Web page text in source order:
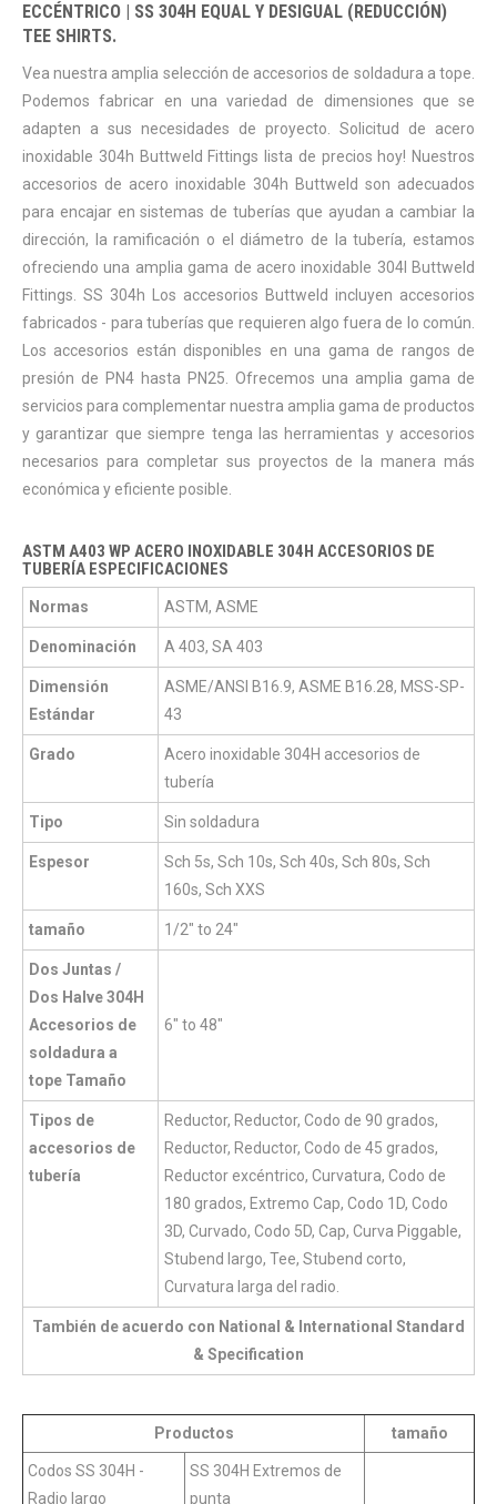
ECCÉNTRICO | SS 304H EQUAL Y DESIGUAL (REDUCCIÓN)
TEE SHIRTS.
Vea nuestra amplia selección de accesorios de soldadura a tope.
Podemos fabricar en una variedad de dimensiones que se
adapten a sus necesidades de proyecto. Solicitud de acero
inoxidable 304h Buttweld Fittings lista de precios hoy! Nuestros
accesorios de acero inoxidable 304h Buttweld son adecuados
para encajar en sistemas de tuberías que ayudan a cambiar la
dirección, la ramificación o el diámetro de la tubería, estamos
ofreciendo una amplia gama de acero inoxidable 304l Buttweld
Fittings. SS 304h Los accesorios Buttweld incluyen accesorios
fabricados - para tuberías que requieren algo fuera de lo común.
Los accesorios están disponibles en una gama de rangos de
presión de PN4 hasta PN25. Ofrecemos una amplia gama de
servicios para complementar nuestra amplia gama de productos
y garantizar que siempre tenga las herramientas y accesorios
necesarios para completar sus proyectos de la manera más
económica y eficiente posible.
ASTM A403 WP ACERO INOXIDABLE 304H ACCESORIOS DE
TUBERÍA ESPECIFICACIONES
Normas ASTM, ASME
Denominación A 403, SA 403
Dimensión
Estándar
ASME/ANSI B16.9, ASME B16.28, MSS-SP-
43
Grado
Acero inoxidable 304H accesorios de
tubería
Tipo Sin soldadura
Espesor
Sch 5s, Sch 10s, Sch 40s, Sch 80s, Sch
160s, Sch XXS
tamaño 1/2" to 24"
Dos Juntas /
Dos Halve 304H
Accesorios de
soldadura a
tope Tamaño
6" to 48"
Tipos de
accesorios de
tubería
Reductor, Reductor, Codo de 90 grados,
Reductor, Reductor, Codo de 45 grados,
Reductor excéntrico, Curvatura, Codo de
180 grados, Extremo Cap, Codo 1D, Codo
3D, Curvado, Codo 5D, Cap, Curva Piggable,
Stubend largo, Tee, Stubend corto,
Curvatura larga del radio.
También de acuerdo con National & International Standard
& Specification
Productos tamaño
Codos SS 304H -
Radio largo
SS 304H Extremos de
punta